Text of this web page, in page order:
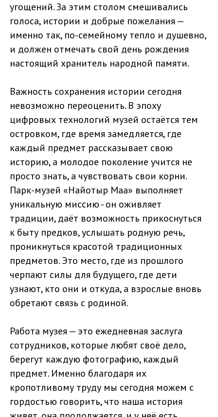
угощений. За этим столом смешивались
голоса, истории и добрые пожелания —
именно так, по-семейному тепло и душевно,
и должен отмечать свой день рождения
настоящий хранитель народной памяти.
Важность сохранения истории сегодня
невозможно переоценить. В эпоху
цифровых технологий музей остаётся тем
островком, где время замедляется, где
каждый предмет рассказывает свою
историю, а молодое поколение учится не
просто знать, а чувствовать свои корни.
Парк-музей «Найотыр Маа» выполняет
уникальную миссию - он оживляет
традиции, даёт возможность прикоснуться
к быту предков, услышать родную речь,
проникнуться красотой традиционных
предметов. Это место, где из прошлого
черпают силы для будущего, где дети
узнают, кто они и откуда, а взрослые вновь
обретают связь с родиной.
Работа музея — это ежедневная заслуга
сотрудников, которые любят своё дело,
берегут каждую фотографию, каждый
предмет. Именно благодаря их
кропотливому труду мы сегодня можем с
гордостью говорить, что наша история